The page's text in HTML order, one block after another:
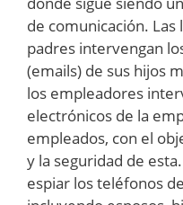
de comunicación.
padres intervengan
(emails) de sus hijos
los empleadores
electrónicos de la
empleados, con el
y la seguridad de
espiar los teléfonos